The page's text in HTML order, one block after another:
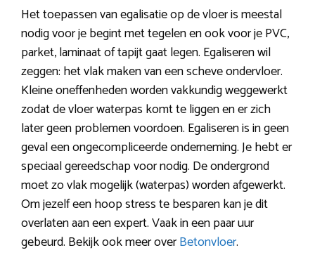
Het toepassen van egalisatie op de vloer is meestal
nodig voor je begint met tegelen en ook voor je PVC,
parket, laminaat of tapijt gaat legen. Egaliseren wil
zeggen: het vlak maken van een scheve ondervloer.
Kleine oneffenheden worden vakkundig weggewerkt
zodat de vloer waterpas komt te liggen en er zich
later geen problemen voordoen. Egaliseren is in geen
geval een ongecompliceerde onderneming. Je hebt er
speciaal gereedschap voor nodig. De ondergrond
moet zo vlak mogelijk (waterpas) worden afgewerkt.
Om jezelf een hoop stress te besparen kan je dit
overlaten aan een expert. Vaak in een paar uur
gebeurd. Bekijk ook meer overBetonvloer.